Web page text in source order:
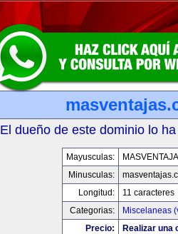
El dueño de este dominio lo
Mayusculas:
Minusculas:
Longitud:
11 caracteres
Categorias:
Miscelaneas
Precio:
Realizar una